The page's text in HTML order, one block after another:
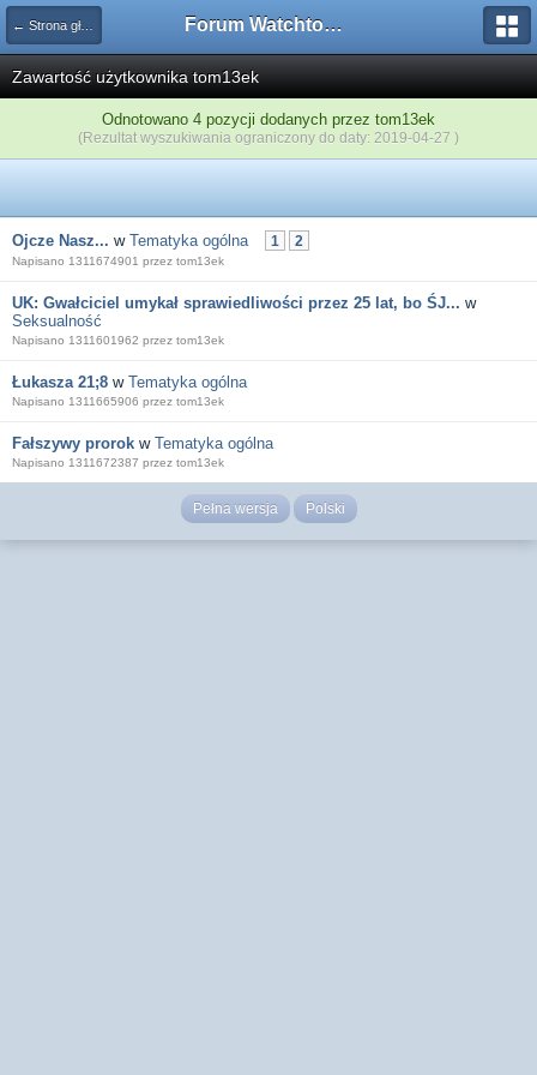
← Strona główna Forum Watchtower
Zawartość użytkownika tom13ek
Odnotowano 4 pozycji dodanych przez tom13ek
(Rezultat wyszukiwania ograniczony do daty: 2019-04-27 )
Ojcze Nasz... w Tematyka ogólna 1 2
Napisano 1311674901 przez tom13ek
UK: Gwałciciel umykał sprawiedliwości przez 25 lat, bo ŚJ... w
Seksualność
Napisano 1311601962 przez tom13ek
Łukasza 21;8 w Tematyka ogólna
Napisano 1311665906 przez tom13ek
Fałszywy prorok w Tematyka ogólna
Napisano 1311672387 przez tom13ek
Pełna wersja Polski